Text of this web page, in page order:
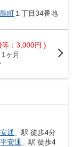
町１丁目34番地
等：3,000円 )
1ヶ月
通 」駅 徒歩4分
平安通 」駅 徒歩4